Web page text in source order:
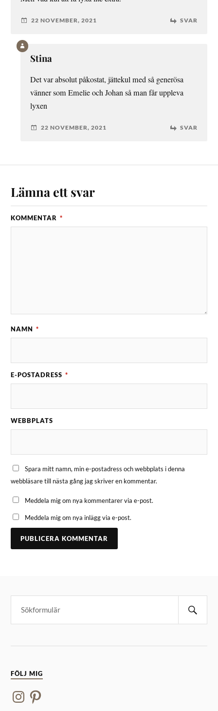
22 NOVEMBER, 2021 SVAR
Stina
Det var absolut påkostat, jättekul med så generösa
vänner som Emelie och Johan så man får uppleva
lyxen
22 NOVEMBER, 2021 SVAR
Lämna ett svar
KOMMENTAR *
NAMN *
E-POSTADRESS *
WEBBPLATS
Spara mitt namn, min e-postadress och webbplats i denna
webbläsare till nästa gång jag skriver en kommentar.
Meddela mig om nya kommentarer via e-post.
Meddela mig om nya inlägg via e-post.
FÖLJ MIG